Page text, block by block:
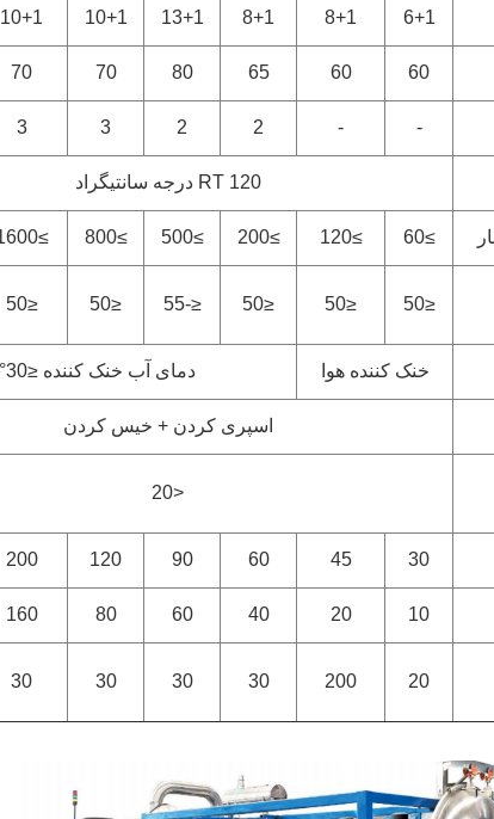
6+1
8+1
8+1
13+1
10+1
10+1
60
60
65
80
70
70
-
-
2
2
3
3
RT 120 درجه سانتیگراد
≥60
≥120
≥200
≥500
≥800
≥1600
≤50
≤50
≤50
≤-55
≤50
≤50
خنک کننده هوا دمای آب خنک کننده ≤30°C
اسپری کردن + خیس کردن
<20
30
45
60
90
120
200
10
20
40
60
80
160
20
200
30
30
30
30